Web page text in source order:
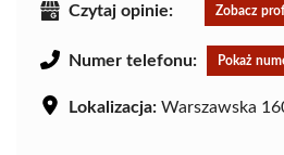
Czytaj opinie: Zobacz
Numer telefonu: Pokaż
Lokalizacja: Warszawska